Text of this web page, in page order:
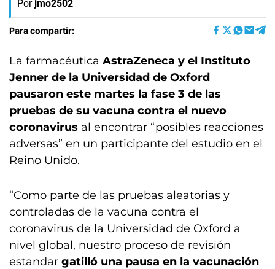
Por jmo2502
Para compartir:
La farmacéutica AstraZeneca y el Instituto
Jenner de la Universidad de Oxford
pausaron este martes la fase 3 de las
pruebas de su vacuna contra el nuevo
coronavirus al encontrar “posibles reacciones
adversas” en un participante del estudio en el
Reino Unido.
“Como parte de las pruebas aleatorias y
controladas de la vacuna contra el
coronavirus de la Universidad de Oxford a
nivel global, nuestro proceso de revisión
estandar gatilló una pausa en la vacunación